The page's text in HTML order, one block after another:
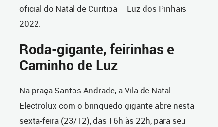
oficial do Natal de Curitiba – Luz dos Pinhais
2022.
Roda-gigante, feirinhas e
Caminho de Luz
Na praça Santos Andrade, a Vila de Natal
Electrolux com o brinquedo gigante abre nesta
sexta-feira (23/12), das 16h às 22h, para seu